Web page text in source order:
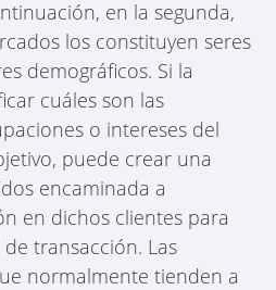
en la segunda,
los constituyen seres
demográficos. Si la
cuáles son las
o intereses del
puede crear una
encaminada a
en dichos clientes para
transacción. Las
normalmente tienden a